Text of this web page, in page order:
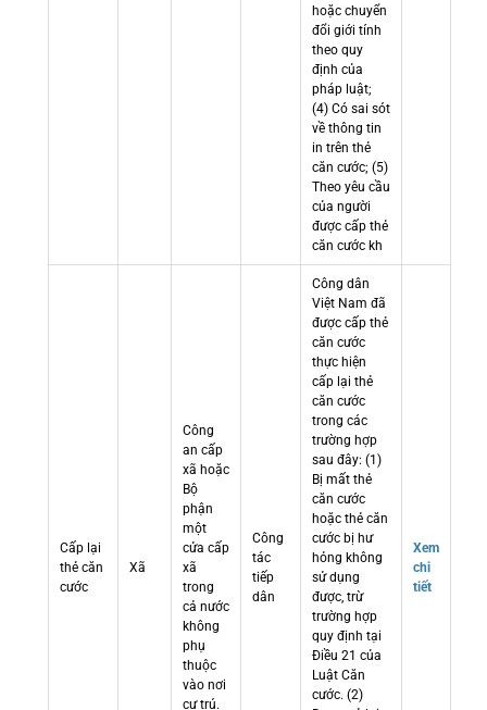
hoặc chuyển
đổi giới tính
theo quy
định của
pháp luật;
(4) Có sai sót
về thông tin
in trên thẻ
căn cước; (5)
Theo yêu cầu
của người
được cấp thẻ
căn cước kh
Cấp lại
thẻ căn
cước
Xã
Công
an cấp
xã hoặc
Bộ
phận
một
cửa cấp
xã
trong
cả nước
không
phụ
thuộc
vào nơi
cư trú.
Công
tác
tiếp
dân
Công dân
Việt Nam đã
được cấp thẻ
căn cước
thực hiện
cấp lại thẻ
căn cước
trong các
trường hợp
sau đây: (1)
Bị mất thẻ
căn cước
hoặc thẻ căn
cước bị hư
hỏng không
sử dụng
được, trừ
trường hợp
quy định tại
Điều 21 của
Luật Căn
cước. (2)
Xem
chi
tiết